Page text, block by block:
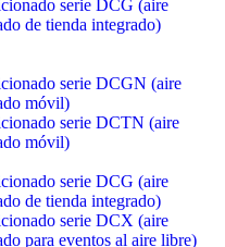
serie DCG (aire
de tienda integrado)
serie DCGN (aire
móvil)
serie DCTN (aire
móvil)
serie DCG (aire
de tienda integrado)
serie DCX (aire
para eventos al aire libre)